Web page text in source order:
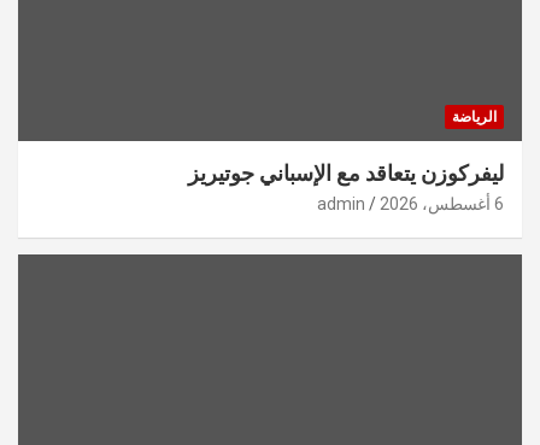
الرياضة
ليفركوزن يتعاقد مع الإسباني جوتيريز
6 أغسطس، 2026 admin